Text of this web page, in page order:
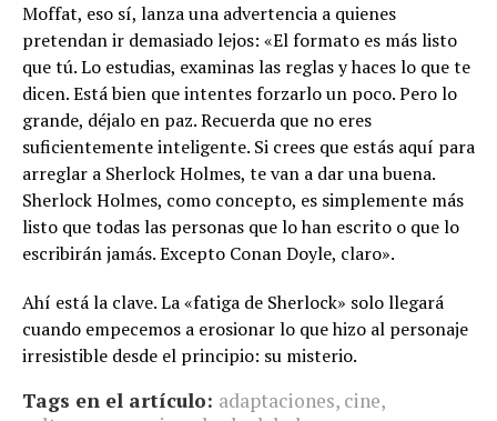
Moffat, eso sí, lanza una advertencia a quienes
pretendan ir demasiado lejos: «El formato es más listo
que tú. Lo estudias, examinas las reglas y haces lo que te
dicen. Está bien que intentes forzarlo un poco. Pero lo
grande, déjalo en paz. Recuerda que no eres
suficientemente inteligente. Si crees que estás aquí para
arreglar a Sherlock Holmes, te van a dar una buena.
Sherlock Holmes, como concepto, es simplemente más
listo que todas las personas que lo han escrito o que lo
escribirán jamás. Excepto Conan Doyle, claro».
Ahí está la clave. La «fatiga de Sherlock» solo llegará
cuando empecemos a erosionar lo que hizo al personaje
irresistible desde el principio: su misterio.
Tags en el artículo: adaptaciones, cine,